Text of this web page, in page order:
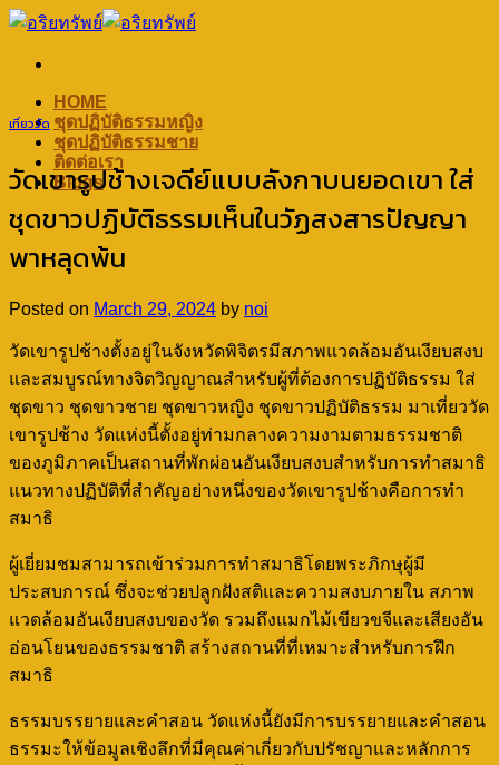
Skip
HOME
ชุดปฏิบัติธรรมหญิง
ชุดปฏิบัติธรรมชาย
ติดต่อเรา
Blogs
เที่ยววัด
วัดเขารูปช้างเจดีย์แบบลังกาบนยอดเขา ใส่
ชุดขาวปฏิบัติธรรมเห็นในวัฏสงสารปัญญา
พาหลุดพ้น
Posted on March 29, 2024 by noi
วัดเขารูปช้างตั้งอยู่ในจังหวัดพิจิตรมีสภาพแวดล้อมอันเงียบสงบ
และสมบูรณ์ทางจิตวิญญาณสำหรับผู้ที่ต้องการปฏิบัติธรรม ใส่
ชุดขาว ชุดขาวชาย ชุดขาวหญิง ชุดขาวปฏิบัติธรรม มาเที่ยววัด
เขารูปช้าง วัดแห่งนี้ตั้งอยู่ท่ามกลางความงามตามธรรมชาติ
ของภูมิภาคเป็นสถานที่พักผ่อนอันเงียบสงบสำหรับการทำสมาธิ
แนวทางปฏิบัติที่สำคัญอย่างหนึ่งของวัดเขารูปช้างคือการทำ
สมาธิ
ผู้เยี่ยมชมสามารถเข้าร่วมการทำสมาธิโดยพระภิกษุผู้มี
ประสบการณ์ ซึ่งจะช่วยปลูกฝังสติและความสงบภายใน สภาพ
แวดล้อมอันเงียบสงบของวัด รวมถึงแมกไม้เขียวขจีและเสียงอัน
อ่อนโยนของธรรมชาติ สร้างสถานที่ที่เหมาะสำหรับการฝึก
สมาธิ
ธรรมบรรยายและคำสอน วัดแห่งนี้ยังมีการบรรยายและคำสอน
ธรรมะให้ข้อมูลเชิงลึกที่มีคุณค่าเกี่ยวกับปรัชญาและหลักการ